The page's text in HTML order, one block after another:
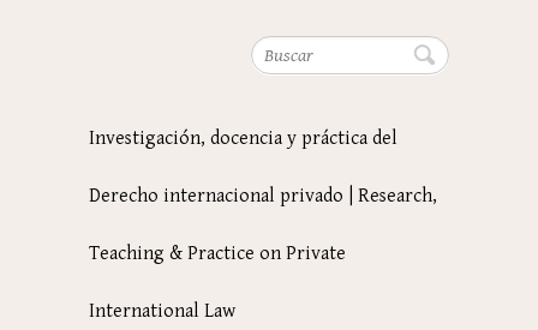
Buscar
Investigación, docencia y práctica del
Derecho internacional privado | Research,
Teaching & Practice on Private
International Law